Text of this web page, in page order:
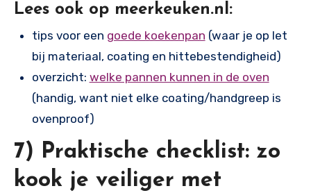
Lees ook op meerkeuken.nl:
tips voor een goede koekenpan (waar je op let
bij materiaal, coating en hittebestendigheid)
overzicht: welke pannen kunnen in de oven
(handig, want niet elke coating/handgreep is
ovenproof)
7) Praktische checklist: zo
kook je veiliger met